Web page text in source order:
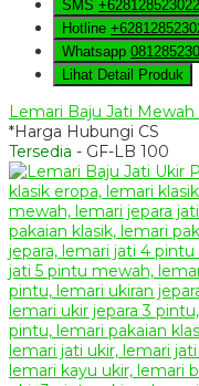
SMS
Hotline
Whatsapp
Lihat Detail Produk
Lemari Baju Jati Mewah
*Harga Hubungi CS
Tersedia - GF-LB 100